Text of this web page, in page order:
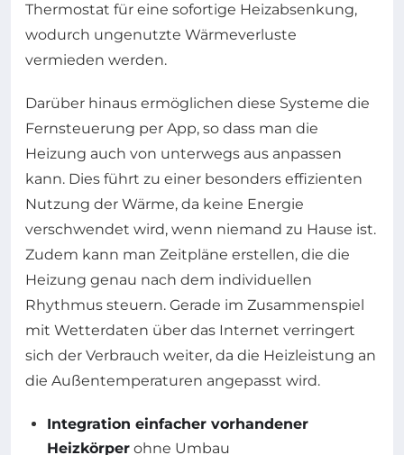
Thermostat für eine sofortige Heizabsenkung,
wodurch ungenutzte Wärmeverluste
vermieden werden.
Darüber hinaus ermöglichen diese Systeme die
Fernsteuerung per App, so dass man die
Heizung auch von unterwegs aus anpassen
kann. Dies führt zu einer besonders effizienten
Nutzung der Wärme, da keine Energie
verschwendet wird, wenn niemand zu Hause ist.
Zudem kann man Zeitpläne erstellen, die die
Heizung genau nach dem individuellen
Rhythmus steuern. Gerade im Zusammenspiel
mit Wetterdaten über das Internet verringert
sich der Verbrauch weiter, da die Heizleistung an
die Außentemperaturen angepasst wird.
Integration einfacher vorhandener
Heizkörper ohne Umbau